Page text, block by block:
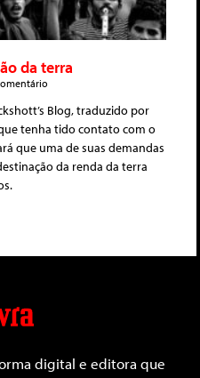
da terra
Blog, traduzido por
tenha tido contato com o
que uma de suas demandas
da renda da terra
digital e editora que